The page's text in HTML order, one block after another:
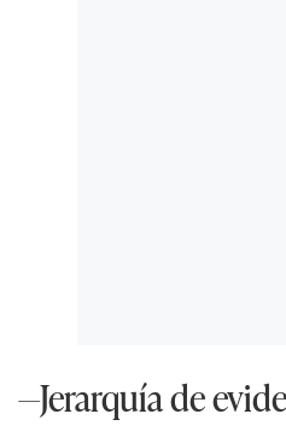
—Jerarquía de